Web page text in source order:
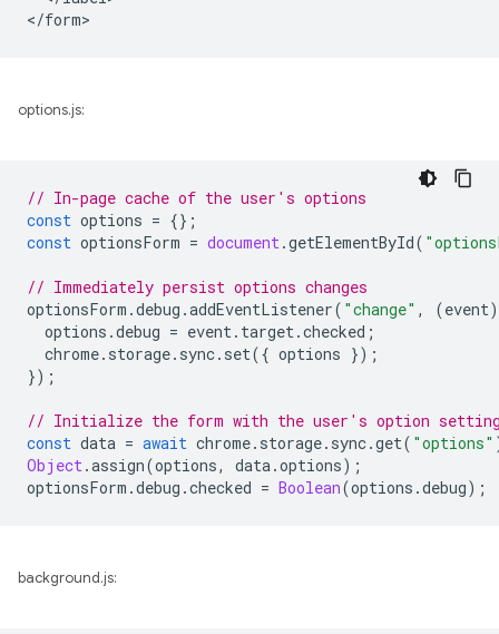
options.js:
// In-page cache of the user's options
const options = {};
const optionsForm = document.getElementById(
// Immediately persist options changes
optionsForm .debug .addEventListener( "change" , (event)
options .debug = event. target.checked ;
chrome. storage. sync. set({ options });
});
// Initialize the form with the user's option
const data = await chrome. storage. sync.get( "options"
Object.assign(options, data.options);
optionsForm .debug .checked = Boolean(options .debug);
background.js: